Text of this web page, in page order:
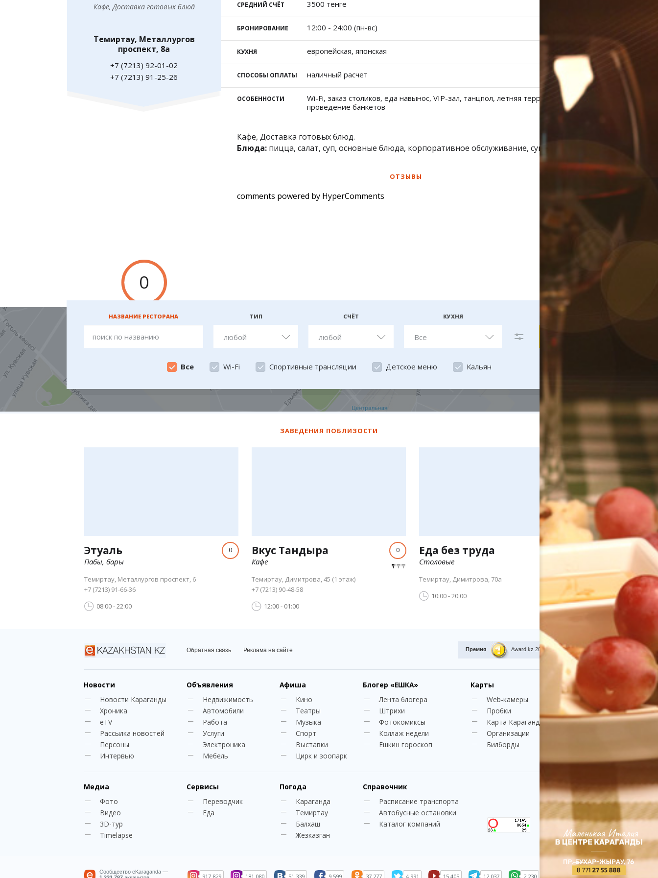
Фотокомиксы
Ешкин гороскоп
Карта Караганды
Мой участковый
Фото
Видео
3D-тур
Переводчик
Автобусные остановки
Экстренные службы
Кафе, Доставка готовых блюд
Темиртау, Металлургов
проспект, 8а
+7 (7213) 92-01-02
+7 (7213) 91-25-26
0
СРЕДНИЙ СЧЁТ 3500 тенге
БРОНИРОВАНИЕ 12:00 - 24:00 (пн-вс)
КУХНЯ европейская, японская
СПОСОБЫ ОПЛАТЫ наличный расчет
ОСОБЕННОСТИ
Wi-Fi, заказ столиков, еда навынос, VIP-зал, танцпол, летняя терраса,
проведение банкетов
Кафе, Доставка готовых блюд.
Блюда: пицца, салат, суп, основные блюда, корпоративное обслуживание, суши.
ОТЗЫВЫ
comments powered by HyperComments
НАЗВАНИЕ РЕСТОРАНА ТИП
любой
СЧЁТ
любой
КУХНЯ
Все
Все Wi-Fi Спортивные трансляции Детское меню Кальян
ЗАВЕДЕНИЯ ПОБЛИЗОСТИ
Этуаль
Пабы, бары
Темиртау, Металлургов проспект, 6
+7 (7213) 91-66-36
08:00 - 22:00
0 Вкус Тандыра
Кафе
Темиртау, Димитрова, 45 (1 этаж)
+7 (7213) 90-48-58
12:00 - 01:00
0 Еда без труда
Столовые
Темиртау, Димитрова, 70а
10:00 - 20:00
Обратная связь Реклама на сайте Премия Award.kz 2015.I место
Новости
Новости Караганды
Хроника
eTV
Рассылка новостей
Персоны
Интервью
Объявления
Недвижимость
Автомобили
Работа
Услуги
Электроника
Мебель
Афиша
Кино
Театры
Музыка
Спорт
Выставки
Цирк и зоопарк
Блогер «ЕШКА»
Лента блогера
Штрихи
Фотокомиксы
Коллаж недели
Ешкин гороскоп
Карты
Web-камеры
Пробки
Карта Караганды
Организации
Билборды
Медиа
Фото
Видео
3D-тур
Timelapse
Сервисы
Переводчик
Еда
Погода
Караганда
Темиртау
Балхаш
Жезказган
Справочник
Расписание транспорта
Автобусные остановки
Каталог компаний
Сообщество eKaraganda —
917 829 181 080 51 339 9 599 37 277 4 991 15 405 12 037 2 230